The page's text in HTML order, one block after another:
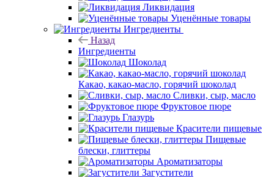
Ликвидация
Уценённые товары
Ингредиенты
Назад
Ингредиенты
Шоколад
Какао, какао-масло, горячий шоколад
Сливки, сыр, масло
Фруктовое пюре
Глазурь
Красители пищевые
Пищевые
блески, глиттеры
Ароматизаторы
Загустители